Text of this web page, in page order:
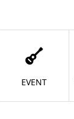
EVENT